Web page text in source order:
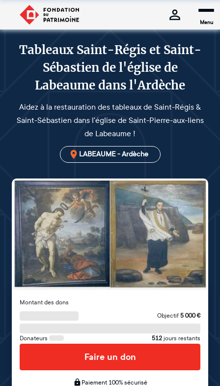
Menu
Tableaux Saint-Régis et Saint-
Sébastien de l'église de
Labeaume dans l'Ardèche
Aidez à la restauration des tableaux de Saint-Régis &
Saint-Sébastien dans l'église de Saint-Pierre-aux-liens
de Labeaume !
LABEAUME - Ardèche
Montant des dons
Objectif 5 000€
Donateurs 512 jours restants
Faire un don
Paiement 100% sécurisé